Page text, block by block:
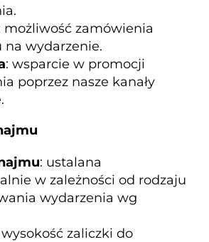
możliwość zamówienia
na wydarzenie.
: wsparcie w promocji
poprzez nasze kanały
: ustalana
w zależności od rodzaju
wydarzenia wg
wysokość zaliczki do